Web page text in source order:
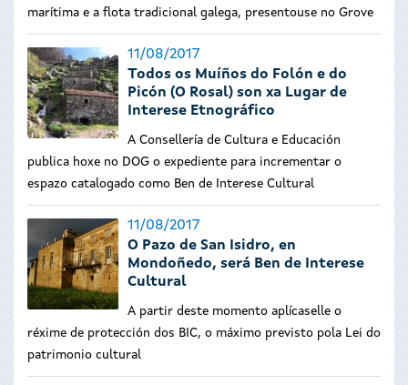
marítima e a flota tradicional galega, presentouse no Grove
11/08/2017
Todos os Muíños do Folón e do
Picón (O Rosal) son xa Lugar de
Interese Etnográfico
A Consellería de Cultura e Educación
publica hoxe no DOG o expediente para incrementar o
espazo catalogado como Ben de Interese Cultural
11/08/2017
O Pazo de San Isidro, en
Mondoñedo, será Ben de Interese
Cultural
A partir deste momento aplícaselle o
réxime de protección dos BIC, o máximo previsto pola Lei do
patrimonio cultural